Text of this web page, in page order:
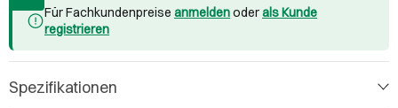
Für Fachkundenpreise anmeldenoderals Kunde
registrieren
Spezifikationen